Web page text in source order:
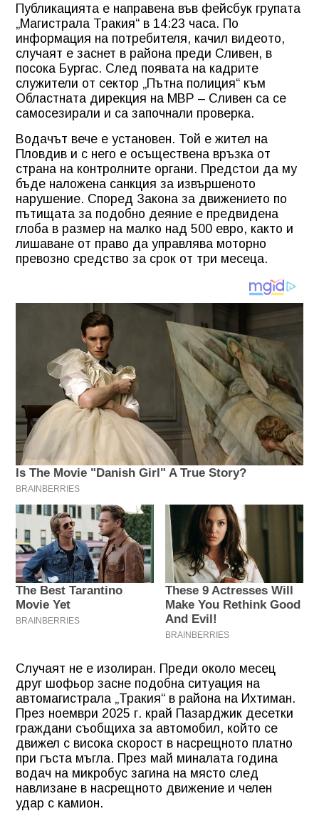
Публикацията е направена във фейсбук групата
„Магистрала Тракия“ в 14:23 часа. По
информация на потребителя, качил видеото,
случаят е заснет в района преди Сливен, в
посока Бургас. След появата на кадрите
служители от сектор „Пътна полиция“ към
Областната дирекция на МВР – Сливен са се
самосезирали и са започнали проверка.
Водачът вече е установен. Той е жител на
Пловдив и с него е осъществена връзка от
страна на контролните органи. Предстои да му
бъде наложена санкция за извършеното
нарушение. Според Закона за движението по
пътищата за подобно деяние е предвидена
глоба в размер на малко над 500 евро, както и
лишаване от право да управлява моторно
превозно средство за срок от три месеца.
Случаят не е изолиран. Преди около месец
друг шофьор засне подобна ситуация на
автомагистрала „Тракия“ в района на Ихтиман.
През ноември 2025 г. край Пазарджик десетки
граждани съобщиха за автомобил, който се
движел с висока скорост в насрещното платно
при гъста мъгла. През май миналата година
водач на микробус загина на място след
навлизане в насрещното движение и челен
удар с камион.